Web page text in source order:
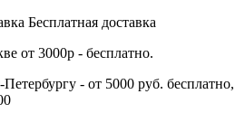
Бесплатная доставка
от 3000р - бесплатно.
- от 5000 руб. бесплатно,